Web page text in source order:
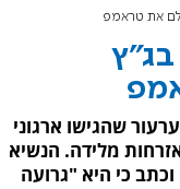
את טראמפ
בג"ץ
שהגישו ארגוני
מלידה. הנשיא
כי היא "גרועה